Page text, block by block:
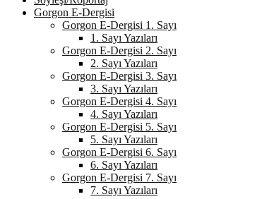
Gorgon E-Dergisi
Gorgon E-Dergisi 1. Sayı
1. Sayı Yazıları
Gorgon E-Dergisi 2. Sayı
2. Sayı Yazıları
Gorgon E-Dergisi 3. Sayı
3. Sayı Yazıları
Gorgon E-Dergisi 4. Sayı
4. Sayı Yazıları
Gorgon E-Dergisi 5. Sayı
5. Sayı Yazıları
Gorgon E-Dergisi 6. Sayı
6. Sayı Yazıları
Gorgon E-Dergisi 7. Sayı
7. Sayı Yazıları